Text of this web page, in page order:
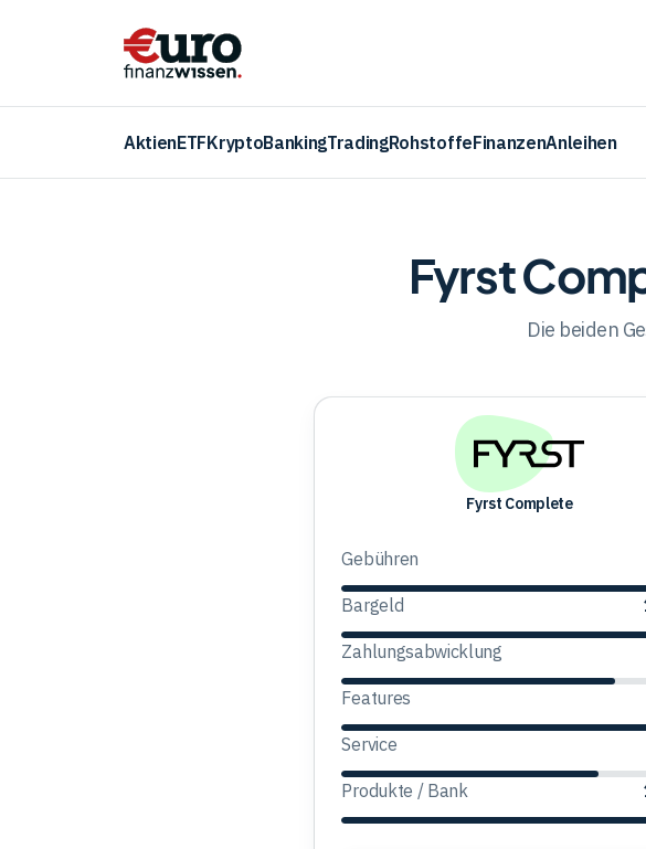
AktienETFKryptoBankingTradingRohstoffeFinanzenAnleihen
Fyrst
Die beiden
Fyrst Complete
Gebühren
Bargeld
Zahlungsabwicklung
Features
Service
Produkte / Bank